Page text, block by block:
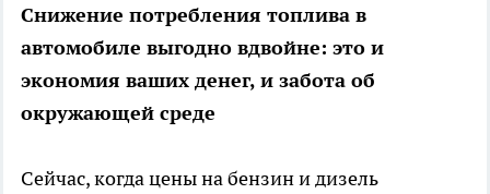
Снижение потребления топлива в
автомобиле выгодно вдвойне: это и
экономия ваших денег, и забота об
окружающей среде
Сейчас, когда цены на бензин и дизель